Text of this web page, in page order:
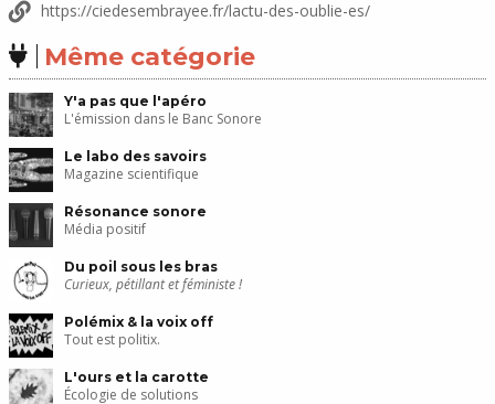
https://ciedesembrayee.fr/lactu-des-oublie-es/
Même catégorie
Y'a pas que l'apéro
L'émission dans le Banc Sonore
Le labo des savoirs
Magazine scientifique
Résonance sonore
Média positif
Du poil sous les bras
Curieux, pétillant et féministe !
Polémix & la voix off
Tout est politix.
L'ours et la carotte
Écologie de solutions